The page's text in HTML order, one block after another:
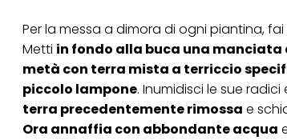
Per la messa a dimora di ogni piantina,
Metti in fondo alla buca una
metà con terra mista a terriccio
piccolo lampone. Inumidisci le sue
terra precedentemente rimossa e
Ora annaffia con abbondante acqua